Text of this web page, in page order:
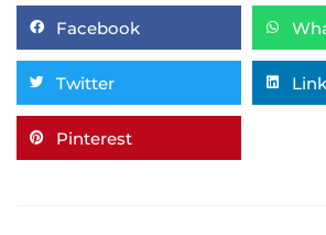
Facebook
Twitter
Pinterest